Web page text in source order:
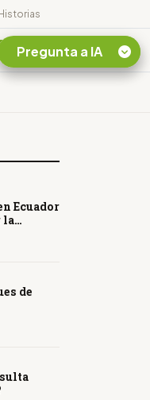
Ecuador
la
de
Pregunta a IA